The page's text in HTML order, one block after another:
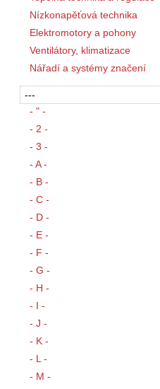
Nízkonapěťová technika
Elektromotory a pohony
Ventilátory, klimatizace
Nářadí a systémy značení
- " -
- 2 -
- 3 -
- A -
- B -
- C -
- D -
- E -
- F -
- G -
- H -
- I -
- J -
- K -
- L -
- M -